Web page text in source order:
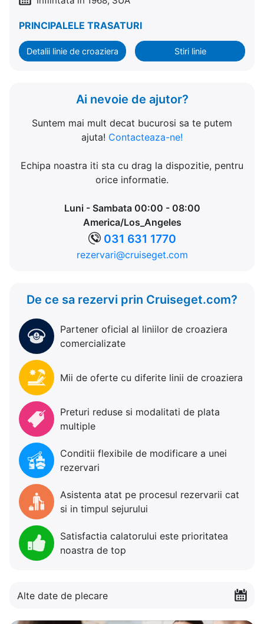
PRINCIPALELE TRASATURI
Detalii linie de croaziera Stiri linie
Ai nevoie de ajutor?
Suntem mai mult decat bucurosi sa te putem
ajuta! Contacteaza-ne!
Echipa noastra iti sta cu drag la dispozitie, pentru
orice informatie.
Luni - Sambata 00:00 - 08:00
America/Los_Angeles
031 631 1770
rezervari@cruiseget.com
De ce sa rezervi prin Cruiseget.com?
Partener oficial al liniilor de croaziera
comercializate
Mii de oferte cu diferite linii de croaziera
Preturi reduse si modalitati de plata
multiple
Conditii flexibile de modificare a unei
rezervari
Asistenta atat pe procesul rezervarii cat
si in timpul sejurului
Satisfactia calatorului este prioritatea
noastra de top
Alte date de plecare